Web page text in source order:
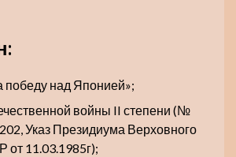
над Японией»;
войны II степени (№
Указ Президиума Верховного
11.03.1985г);